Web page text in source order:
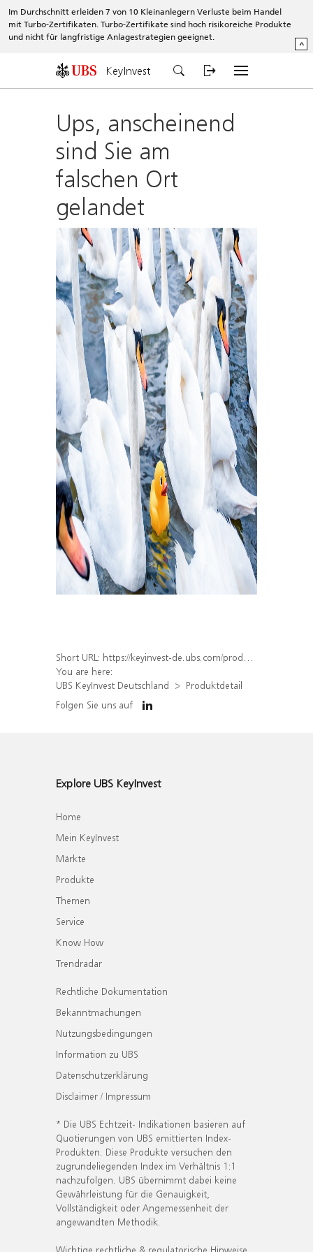
Im Durchschnitt erleiden 7 von 10 Kleinanlegern Verluste beim Handel
mit Turbo-Zertifikaten. Turbo-Zertifikate sind hoch risikoreiche Produkte
und nicht für langfristige Anlagestrategien geeignet.
^
KeyInvest
Ups, anscheinend
sind Sie am
falschen Ort
gelandet
Short URL: https://keyinvest-de.ubs.com/produkt/detail/index/isin/DE000UQ9EQ22
You are here:
UBS KeyInvest Deutschland
Produktdetail
Folgen Sie uns auf
Explore UBS KeyInvest
Home
Mein KeyInvest
Märkte
Produkte
Themen
Service
Know How
Trendradar
Rechtliche Dokumentation
Bekanntmachungen
Nutzungsbedingungen
Information zu UBS
Datenschutzerklärung
Disclaimer / Impressum
* Die UBS Echtzeit- Indikationen basieren auf
Quotierungen von UBS emittierten Index-
Produkten. Diese Produkte versuchen den
zugrundeliegenden Index im Verhältnis 1:1
nachzufolgen. UBS übernimmt dabei keine
Gewährleistung für die Genauigkeit,
Vollständigkeit oder Angemessenheit der
angewandten Methodik.